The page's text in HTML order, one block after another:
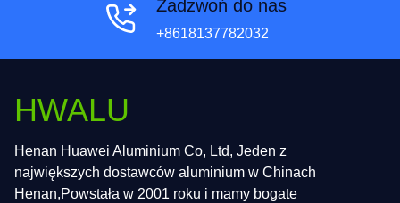
Zadzwoń do nas
+8618137782032
HWALU
Henan Huawei Aluminium Co, Ltd, Jeden z
największych dostawców aluminium w Chinach
Henan,Powstała w 2001 roku i mamy bogate